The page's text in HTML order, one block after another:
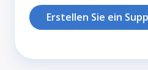
Erstellen Sie ein